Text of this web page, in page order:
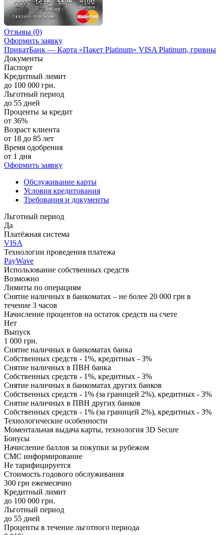
Отзывы (0)
Оформить заявку
ПриватБанк — Карта «Пакет Platinum» VISA Platinum, гривны
Документы
Паспорт
Кредитный лимит
до 100 000 грн.
Льготный период
до 55 дней
Проценты за кредит
от 36%
Возраст клиента
от 18 до 85 лет
Время одобрения
от 1 дня
Оформить заявку
Обслуживание карты
Условия кредитования
Требования и документы
Льготный период
Да
Платёжная система
VISA
Технологии проведения платежа
PayWave
Использование собственных средств
Возможно
Лимиты по операциям
Снятие наличных в банкоматах – не более 20 000 грн в
течение 3 часов
Начисление процентов на остаток средств на счете
Нет
Выпуск
1 000 грн.
Снятие наличных в банкоматах банка
Собственных средств - 1%, кредитных - 3%
Снятие наличных в ПВН банка
Собственных средств - 1%, кредитных - 3%
Снятие наличных в банкоматах других банков
Собственных средств - 1% (за границей 2%), кредитных - 3%
Снятие наличных в ПВН других банков
Собственных средств - 1% (за границей 2%), кредитных - 3%
Технологические особенности
Моментальная выдача карты, технология 3D Secure
Бонусы
Начисление баллов за покупки за рубежом
СМС информирование
Не тарифицируется
Стоимость годового обслуживания
300 грн ежемесячно
Кредитный лимит
до 100 000 грн.
Льготный период
до 55 дней
Проценты в течение льготного периода